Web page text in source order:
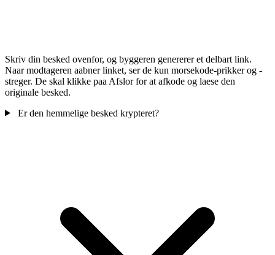
Skriv din besked ovenfor, og byggeren genererer et delbart link.
Naar modtageren aabner linket, ser de kun morsekode-prikker og -
streger. De skal klikke paa Afslor for at afkode og laese den
originale besked.
Er den hemmelige besked krypteret?